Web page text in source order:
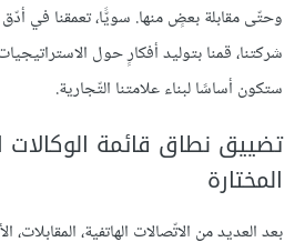
وحتّى مقابلة بعضٍ منها. سويًّا، تعمقنا في
شركتنا، قمنا بتوليد أفكارٍ حول
ستكون أساسًا لبناء علامتنا التّجارية.
تضييق نطاق قائمة الوكالات
المختارة
بعد العديد من الاتّصالات الهاتفية، المقابلات،